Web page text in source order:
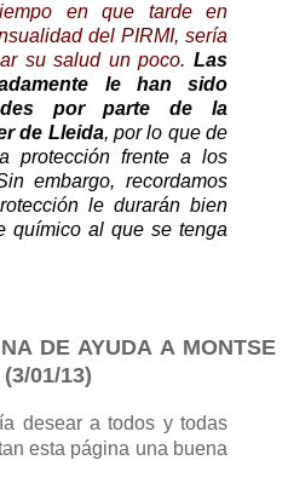
en que tarde en
del PIRMI, sería
su salud un poco. Las
le han sido
por parte de la
de Lleida, por lo que de
protección frente a los
embargo, recordamos
le durarán bien
químico al que se tenga
DE AYUDA A MONTSE
01/13)
desear a todos y todas
esta página una buena